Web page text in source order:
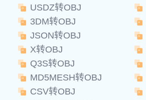
USDZ转OBJ
3DM转OBJ
JSON转OBJ
X转OBJ
Q3S转OBJ
MD5MESH转OBJ
CSV转OBJ